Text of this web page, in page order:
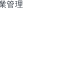
續經營發展，打
管理